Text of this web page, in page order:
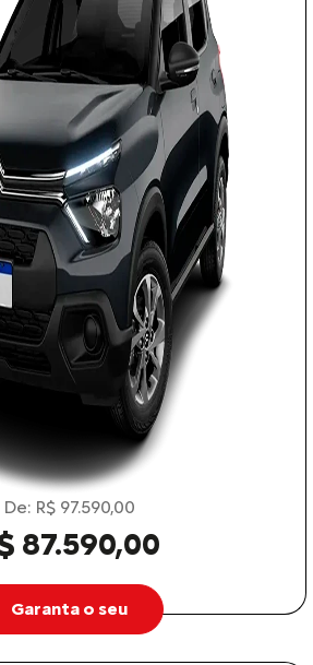
De: R$ 97.590,00
87.590,00
Garanta o seu